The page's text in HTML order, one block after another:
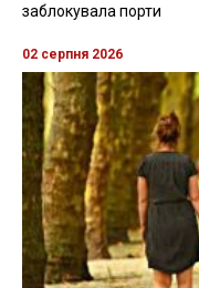
заблокувала порти
02 серпня 2026